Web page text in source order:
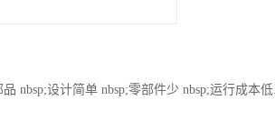
nbsp;设计简单 nbsp;零部件少 nbsp;运行成本